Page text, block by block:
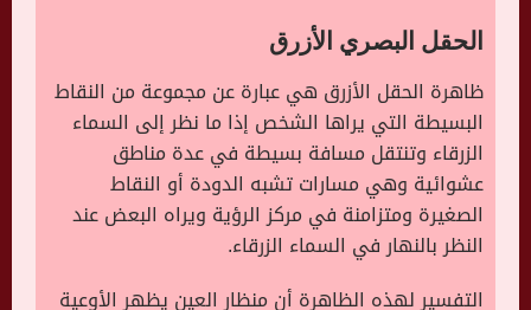
الحقل البصري الأزرق
ظاهرة الحقل الأزرق هي عبارة عن مجموعة من النقاط
البسيطة التي يراها الشخص إذا ما نظر إلى السماء
الزرقاء وتنتقل مسافة بسيطة في عدة مناطق
عشوائية وهي مسارات تشبه الدودة أو النقاط
الصغيرة ومتزامنة في مركز الرؤية ويراه البعض عند
النظر بالنهار في السماء الزرقاء.
التفسير لهذه الظاهرة أن منظار العين يظهر الأوعية